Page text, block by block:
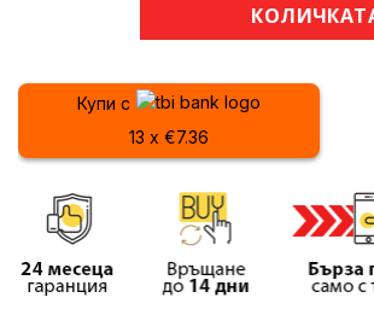
Купи с
13 x €7.36